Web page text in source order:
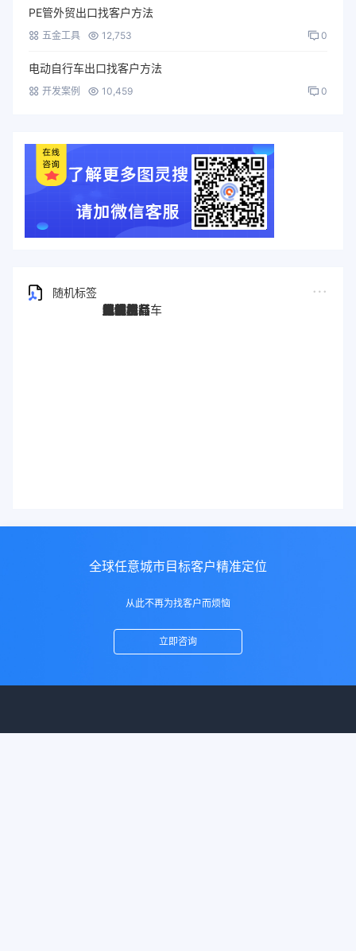
PE管外贸出口找客户方法
五金工具 12,753 0
电动自行车出口找客户方法
开发案例 10,459 0
随机标签
图灵搜
电子秤
劳保手套
压缩机
宠物用品
纸袋
塑料袋
箱包
圣诞树
电子烟
集装箱
沙发
户外用品
美容用品
红酒
电动自行车
服装
母婴用品
石材
壁纸
建筑材料
全球任意城市目标客户精准定位
从此不再为找客户而烦恼
立即咨询